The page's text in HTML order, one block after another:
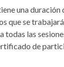
una duración
que se
todas las
de